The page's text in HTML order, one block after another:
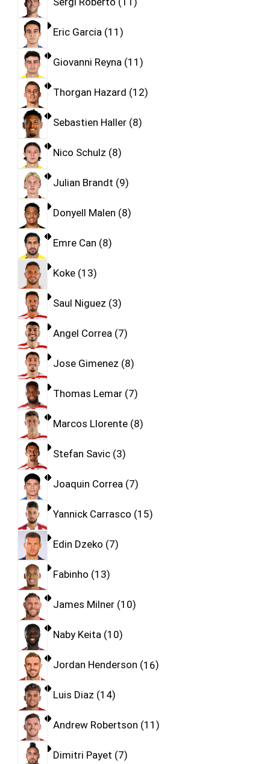
Eric Garcia 11
Giovanni Reyna 11
Thorgan Hazard 12
Sebastien Haller 8
Nico Schulz 8
Julian Brandt 9
Donyell Malen 8
Emre Can 8
Koke 13
Saul Niguez 3
Angel Correa 7
Jose Gimenez 8
Thomas Lemar 7
Marcos Llorente 8
Stefan Savic 3
Joaquin Correa 7
Yannick Carrasco 15
Edin Dzeko 7
Fabinho 13
James Milner 10
Naby Keita 10
Jordan Henderson 16
Luis Diaz 14
Andrew Robertson 11
Dimitri Payet 7